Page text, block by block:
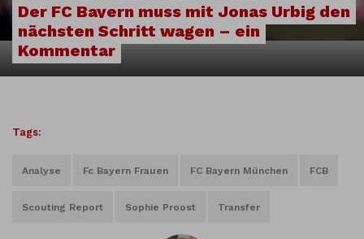
Der FC Bayern muss mit Jonas Urbig den
nächsten Schritt wagen – ein
Kommentar
Tags:
Analyse Fc Bayern Frauen FC Bayern München FCB
Scouting Report Sophie Proost Transfer